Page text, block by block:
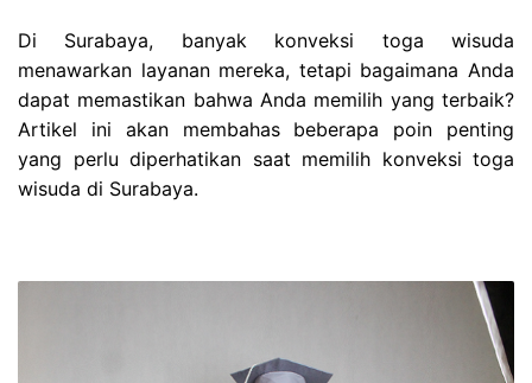
Di Surabaya, banyak konveksi toga wisuda
menawarkan layanan mereka, tetapi bagaimana Anda
dapat memastikan bahwa Anda memilih yang terbaik?
Artikel ini akan membahas beberapa poin penting
yang perlu diperhatikan saat memilih konveksi toga
wisuda di Surabaya.